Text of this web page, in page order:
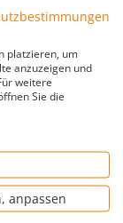
platzieren, um
anzuzeigen und
weitere
Sie die
anpassen